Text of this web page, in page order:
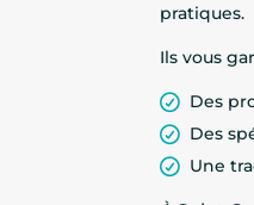
pratiques.
Ils vous
Des
Des
Une